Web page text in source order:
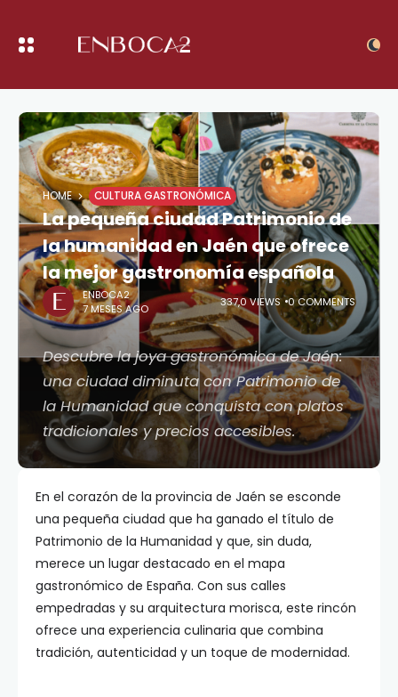
HOME CULTURA GASTRONÓMICA
La pequeña ciudad Patrimonio de
la humanidad en Jaén que ofrece
la mejor gastronomía española
ENBOCA2
7 MESES AGO
337,0 VIEWS 0 COMMENTS
Descubre la joya gastronómica de Jaén:
una ciudad diminuta con Patrimonio de
la Humanidad que conquista con platos
tradicionales y precios accesibles.
En el corazón de la provincia de Jaén se esconde
una pequeña ciudad que ha ganado el título de
Patrimonio de la Humanidad y que, sin duda,
merece un lugar destacado en el mapa
gastronómico de España. Con sus calles
empedradas y su arquitectura morisca, este rincón
ofrece una experiencia culinaria que combina
tradición, autenticidad y un toque de modernidad.